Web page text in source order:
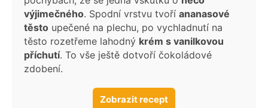
Míša řezy
výjimečného. Spodní vrstvu tvoří ananasové
těsto upečené na plechu, po vychladnutí na
těsto rozetřeme lahodný krém s vanilkovou
příchutí. To vše ještě dotvoří čokoládové
zdobení.
Zobrazit recept